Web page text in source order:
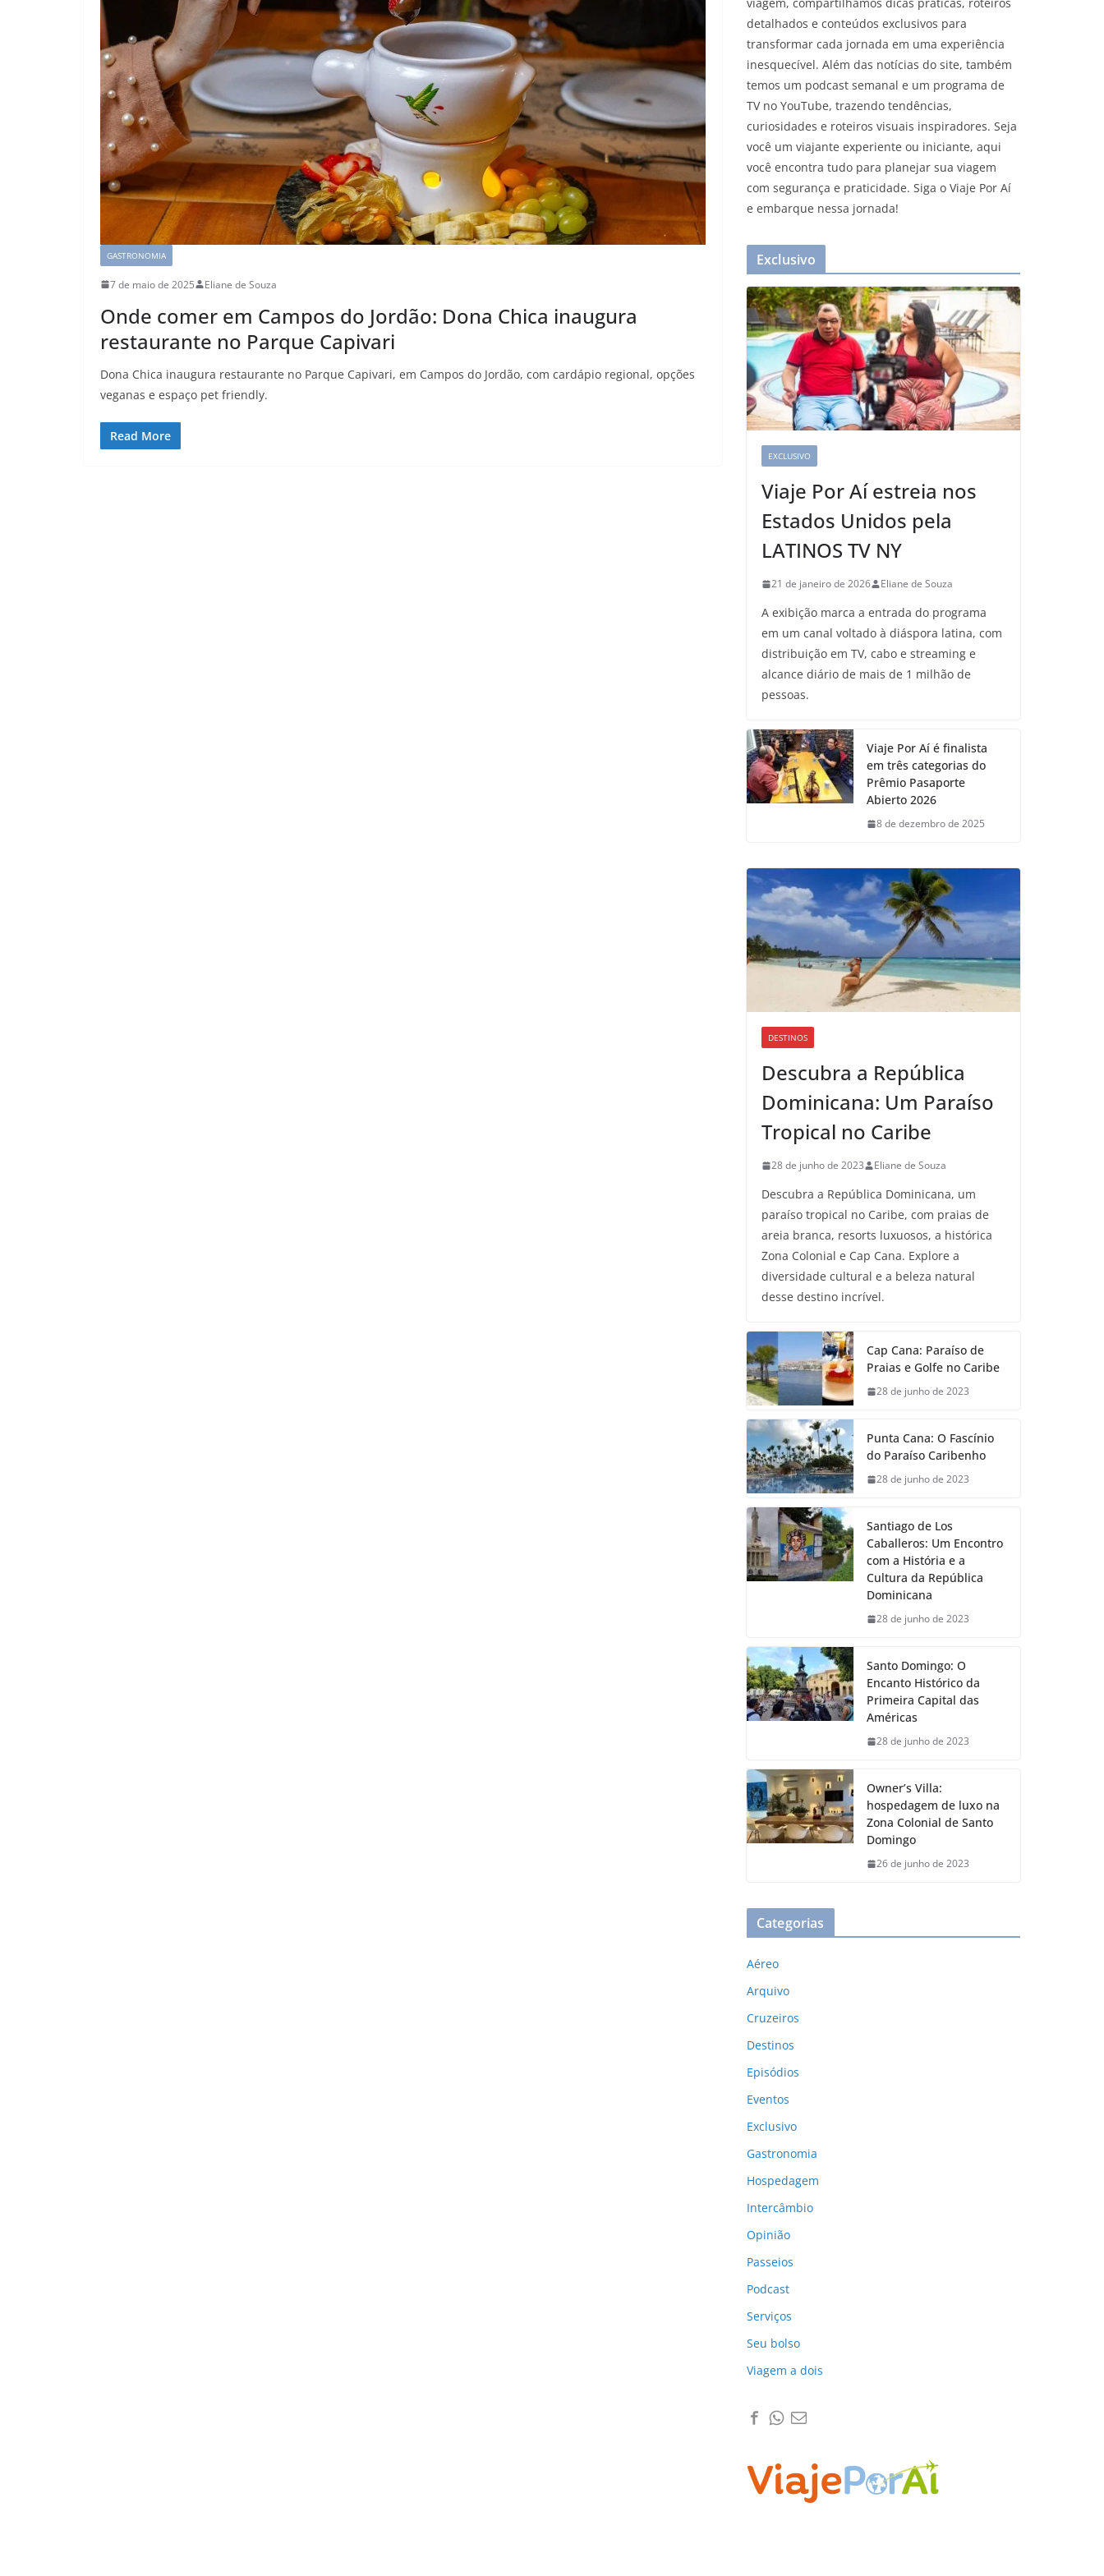
GASTRONOMIA
7 de maio de 2025 Eliane de Souza
Onde comer em Campos do Jordão: Dona Chica inaugura
restaurante no Parque Capivari
Dona Chica inaugura restaurante no Parque Capivari, em Campos do Jordão, com cardápio regional, opções
veganas e espaço pet friendly.
Read More
detalhados e conteúdos exclusivos para
transformar cada jornada em uma experiência
inesquecível. Além das notícias do site, também
temos um podcast semanal e um programa de
TV no YouTube, trazendo tendências,
curiosidades e roteiros visuais inspiradores. Seja
você um viajante experiente ou iniciante, aqui
você encontra tudo para planejar sua viagem
com segurança e praticidade. Siga o Viaje Por Aí
e embarque nessa jornada!
Exclusivo
EXCLUSIVO
Viaje Por Aí estreia nos
Estados Unidos pela
LATINOS TV NY
21 de janeiro de 2026 Eliane de Souza
A exibição marca a entrada do programa
em um canal voltado à diáspora latina, com
distribuição em TV, cabo e streaming e
alcance diário de mais de 1 milhão de
pessoas.
Viaje Por Aí é finalista
em três categorias do
Prêmio Pasaporte
Abierto 2026
8 de dezembro de 2025
DESTINOS
Descubra a República
Dominicana: Um Paraíso
Tropical no Caribe
28 de junho de 2023 Eliane de Souza
Descubra a República Dominicana, um
paraíso tropical no Caribe, com praias de
areia branca, resorts luxuosos, a histórica
Zona Colonial e Cap Cana. Explore a
diversidade cultural e a beleza natural
desse destino incrível.
Cap Cana: Paraíso de
Praias e Golfe no Caribe
28 de junho de 2023
Punta Cana: O Fascínio
do Paraíso Caribenho
28 de junho de 2023
Santiago de Los
Caballeros: Um Encontro
com a História e a
Cultura da República
Dominicana
28 de junho de 2023
Santo Domingo: O
Encanto Histórico da
Primeira Capital das
Américas
28 de junho de 2023
Owner’s Villa:
hospedagem de luxo na
Zona Colonial de Santo
Domingo
26 de junho de 2023
Categorias
Aéreo
Arquivo
Cruzeiros
Destinos
Episódios
Eventos
Exclusivo
Gastronomia
Hospedagem
Intercâmbio
Opinião
Passeios
Podcast
Serviços
Seu bolso
Viagem a dois